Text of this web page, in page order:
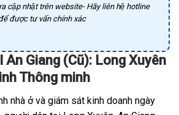
cập nhật trên website- Hãy liên hệ hotline
được tư vấn chính xác
An Giang (Cũ): Long Xuyên
Thông minh
nhà ở và giám sát kinh doanh ngày